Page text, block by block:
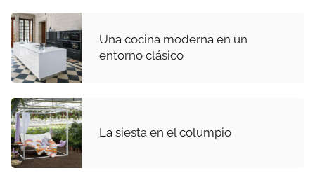
Una cocina moderna en un
entorno clásico
La siesta en el columpio